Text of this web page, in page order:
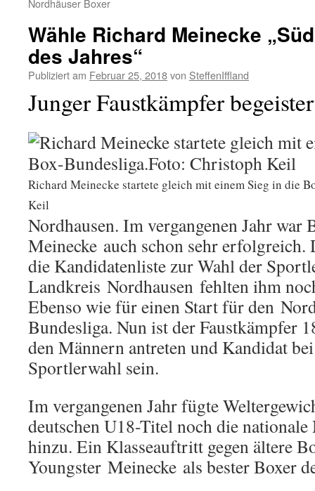
Nordhäuser Boxer
Wähle Richard Meinecke
des Jahres“
Publiziert am Februar 25, 2018von SteffenIffland
Junger Faustkämpfer
Richard Meinecke startete gleich mit einem Sieg in die
Keil
Nordhausen. Im vergangenen Jahr war
Meinecke auch schon sehr
die Kandidatenliste zur Wahl der
Landkreis Nordhausen fehlten ihm
Ebenso wie für einen Start für den
Bundesliga. Nun ist der Faustkämpfer
den Männern antreten und Kandidat
Sportlerwahl sein.
Im vergangenen Jahr fügte
deutschen U18-Titel noch die
hinzu. Ein Klasseauftritt gegen ältere
Youngster Meinecke als bester Boxer